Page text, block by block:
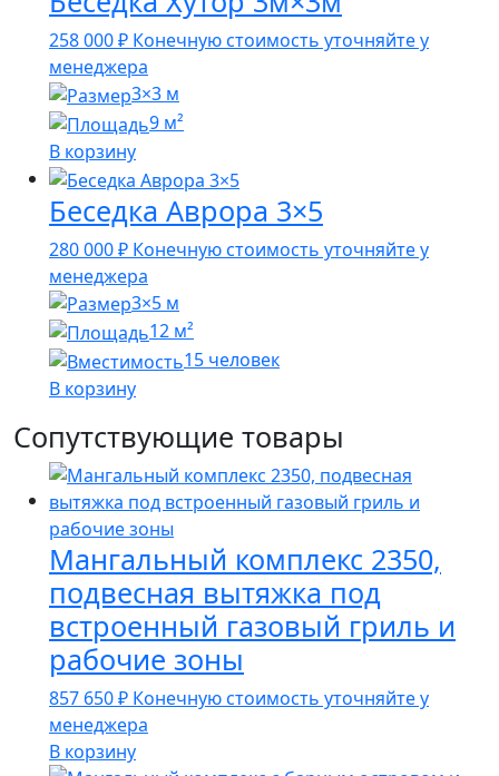
258 000₽ Конечную стоимость уточняйте у
менеджера
3×3 м
9 м²
В корзину
Беседка Аврора 3×5
280 000₽ Конечную стоимость уточняйте у
менеджера
3×5 м
12 м²
15 человек
В корзину
Сопутствующие товары
Мангальный комплекс 2350,
подвесная вытяжка под
встроенный газовый гриль и
рабочие зоны
857 650₽ Конечную стоимость уточняйте у
менеджера
В корзину